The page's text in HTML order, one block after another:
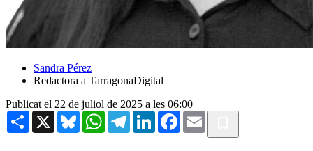
Sandra Pérez
Redactora a TarragonaDigital
Publicat el 22 de juliol de 2025 a les 06:00
Share X BlueskyWhatsAppTelegramLinkedInFacebook
Email